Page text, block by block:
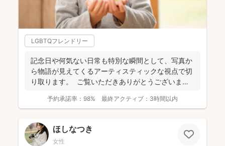
LGBTQフレンドリー
記念日や何気ない日常も特別な瞬間として、写真か
ら物語が見えてくるアーティスティックな視点で切
り取ります。 ご覧いただきありがとうございま
予約承諾率： 98% 最終アクティブ： 3時間以内
ほしなつき
女性